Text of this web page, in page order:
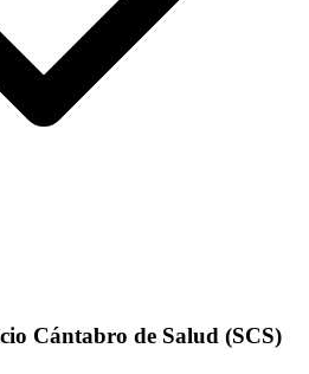
Cántabro de Salud (SCS)